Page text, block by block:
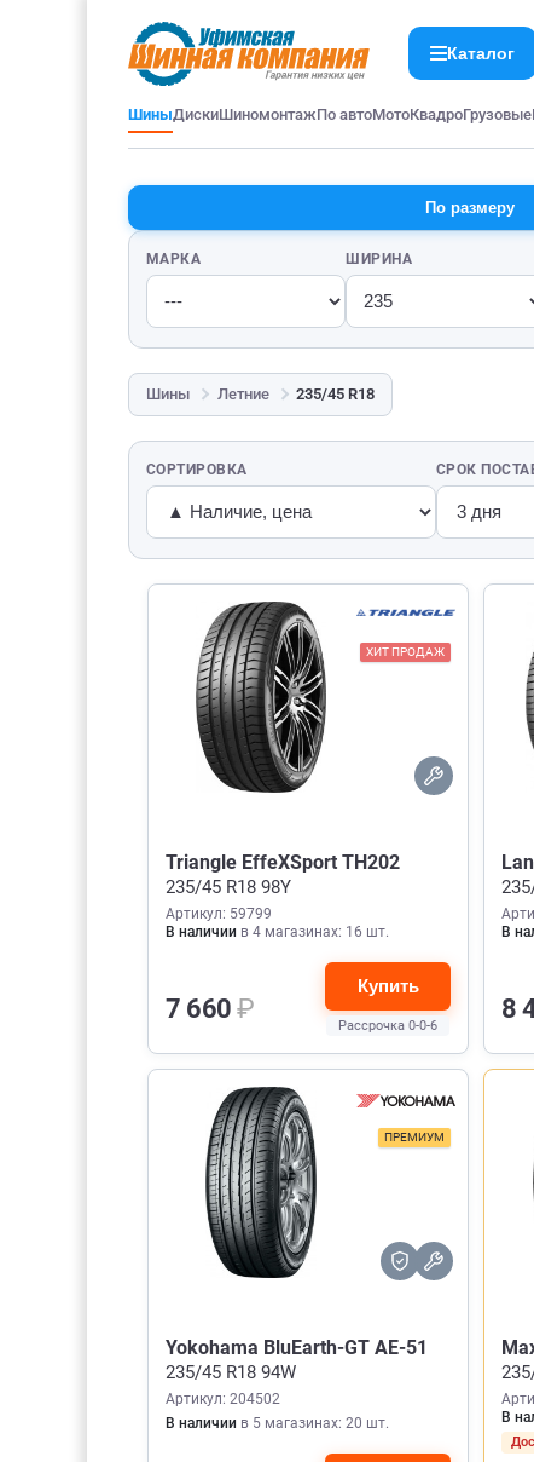
Каталог
ШиныДискиШиномонтажПо автоМотоКвадроГрузовые
По размеру
МАРКА ШИРИНА
Шины Летние 235/45 R18
СОРТИРОВКА СРОК
ХИТ ПРОДАЖ
Triangle EffeXSport TH202
235/45 R18 98Y
Артикул: 59799
В наличии в 4 магазинах: 16 шт.
7 660₽
Купить
Рассрочка 0-0-6
В
8
ПРЕМИУМ
Yokohama BluEarth-GT AE-51
235/45 R18 94W
Артикул: 204502
В наличии в 5 магазинах: 20 шт.
В